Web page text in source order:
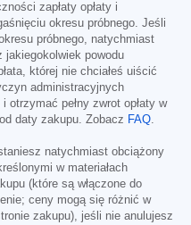
zapłaty opłaty i
okresu próbnego. Jeśli
próbnego, natychmiast
powodu
której nie chciałeś uiścić
administracyjnych
pełny zwrot opłaty w
daty zakupu. Zobacz FAQ.
natychmiast obciążony
w materiałach
(które są włączone do
ceny mogą się różnić w
zakupu), jeśli nie anulujesz